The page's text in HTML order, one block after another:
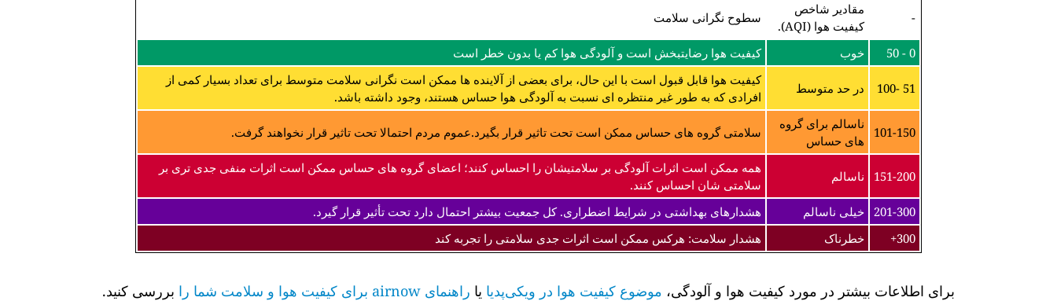
-
مقادیر شاخص
کیفیت هوا (AQI).
سطوح نگرانی سلامت
0 - 50 خوب کیفیت هوا رضایتبخش است و آلودگی هوا کم یا بدون خطر است
51 -100 در حد متوسط
کیفیت هوا قابل قبول است با این حال، برای بعضی از آلاینده ها ممکن است نگرانی سلامت متوسط برای تعداد بسیار کمی از
افرادی که به طور غیر منتظره ای نسبت به آلودگی هوا حساس هستند، وجود داشته باشد.
101-150
ناسالم برای گروه
های حساس
سلامتی گروه های حساس ممکن است تحت تاثیر قرار بگیرد.عموم مردم احتمالا تحت تاثیر قرار نخواهند گرفت.
151-200 ناسالم
همه ممکن است اثرات آلودگی بر سلامتیشان را احساس کنند؛ اعضای گروه های حساس ممکن است اثرات منفی جدی تری بر
سلامتی شان احساس کنند.
201-300 خیلی ناسالم
هشدارهای بهداشتی در شرایط اضطراری. کل جمعیت بیشتر احتمال دارد تحت تأثیر قرار گیرد.
300+
خطرناک هشدار سلامت: هرکس ممکن است اثرات جدی سلامتی را تجربه کند
برای اطلاعات بیشتر در مورد کیفیت هوا و آلودگی، موضوع کیفیت هوا در ویکی‌پدیا یا راهنمای airnow برای کیفیت هوا و سلامت شما را بررسی کنید.